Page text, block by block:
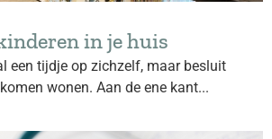
in je huis
een tijdje op zichzelf, maar besluit
wonen. Aan de ene kant...